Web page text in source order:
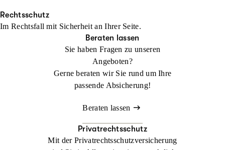
Rechtsschutz
Im Rechtsfall mit Sicher­heit an Ihrer Seite.
Beraten lassen
Sie haben Fragen zu unseren
Angeboten?
Gerne beraten wir Sie rund um Ihre
passende Absicherung!
Beraten lassen
Privatrechtsschutz
Mit der Privatrechtsschutzversicherung